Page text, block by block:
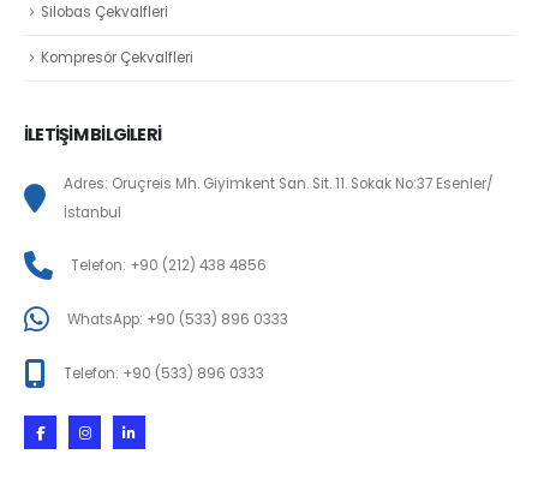
Silobas Çekvalfleri
Kompresör Çekvalfleri
İLETİŞİM BİLGİLERİ
Adres: Oruçreis Mh. Giyimkent San. Sit. 11. Sokak No:37 Esenler/
İstanbul
Telefon: +90 (212) 438 4856
WhatsApp: +90 (533) 896 0333
Telefon: +90 (533) 896 0333